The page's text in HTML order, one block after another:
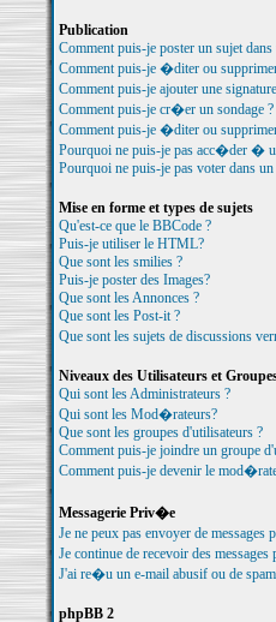
Publication
Comment puis-je poster un sujet
Comment puis-je �diter ou
Comment puis-je ajouter une
Comment puis-je cr�er un sondage ?
Comment puis-je �diter ou
Pourquoi ne puis-je pas acc�der �
Pourquoi ne puis-je pas voter dans un
Mise en forme et types de sujets
Qu'est-ce que le BBCode ?
Puis-je utiliser le HTML?
Que sont les smilies ?
Puis-je poster des Images?
Que sont les Annonces ?
Que sont les Post-it ?
Que sont les sujets de discussions
Niveaux des Utilisateurs et
Qui sont les Administrateurs ?
Qui sont les Mod�rateurs?
Que sont les groupes d'utilisateurs ?
Comment puis-je joindre un groupe
Comment puis-je devenir le
Messagerie Priv�e
Je ne peux pas envoyer de
Je continue de recevoir des
J'ai re�u un e-mail abusif ou de
phpBB 2